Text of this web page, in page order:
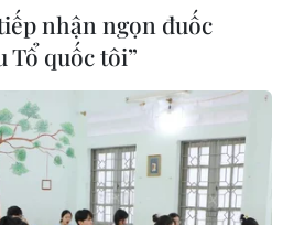
mưa lũ và khắc
tai
qua đã gây nhiều thiệt hại
nhận ngọn đuốc
Tổ quốc tôi”